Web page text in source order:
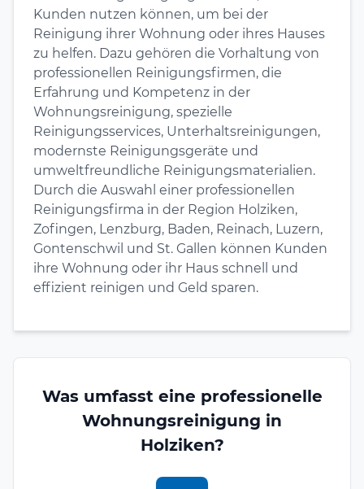
Kunden nutzen können, um bei der
Reinigung ihrer Wohnung oder ihres Hauses
zu helfen. Dazu gehören die Vorhaltung von
professionellen Reinigungsfirmen, die
Erfahrung und Kompetenz in der
Wohnungsreinigung, spezielle
Reinigungsservices, Unterhaltsreinigungen,
modernste Reinigungsgeräte und
umweltfreundliche Reinigungsmaterialien.
Durch die Auswahl einer professionellen
Reinigungsfirma in der Region Holziken,
Zofingen, Lenzburg, Baden, Reinach, Luzern,
Gontenschwil und St. Gallen können Kunden
ihre Wohnung oder ihr Haus schnell und
effizient reinigen und Geld sparen.
Was umfasst eine professionelle
Wohnungsreinigung in
Holziken?